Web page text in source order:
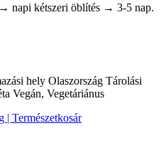
napi kétszeri öblítés → 3-5 nap.
hely Olaszország Tárolási
Vegán, Vegetáriánus
| Természetkosár